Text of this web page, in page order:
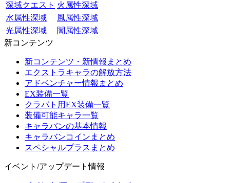
深域クエスト 火属性深域
水属性深域
風属性深域
光属性深域
闇属性深域
新コンテンツ
新コンテンツ・新情報まとめ
エクストラキャラの解放方法
アドベンチャー情報まとめ
EX装備一覧
クラバト用EX装備一覧
装備可能キャラ一覧
キャラバンの基本情報
キャラバンコインまとめ
スペシャルプラスまとめ
イベント/アップデート情報